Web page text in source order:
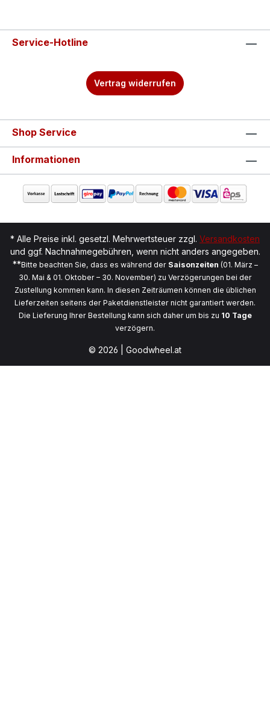
Service-Hotline
Vertrag widerrufen
Shop Service
Informationen
* Alle Preise inkl. gesetzl. Mehrwertsteuer zzgl. Versandkosten
und ggf. Nachnahmegebühren, wenn nicht anders angegeben.
**Bitte beachten Sie, dass es während der Saisonzeiten (01. März –
30. Mai & 01. Oktober – 30. November) zu Verzögerungen bei der
Zustellung kommen kann. In diesen Zeiträumen können die üblichen
Lieferzeiten seitens der Paketdienstleister nicht garantiert werden.
Die Lieferung Ihrer Bestellung kann sich daher um bis zu 10 Tage
verzögern.
© 2026 | Goodwheel.at